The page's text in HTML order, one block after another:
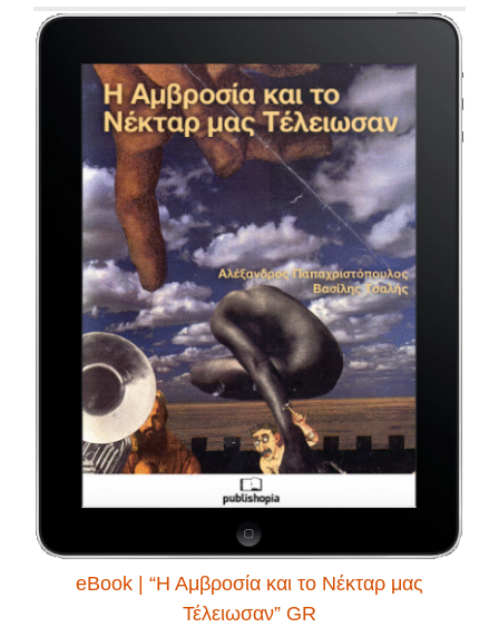
eBook | “Η Αμβροσία και το Νέκταρ μας
Τέλειωσαν” GR